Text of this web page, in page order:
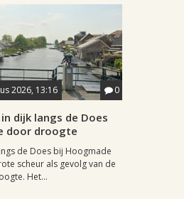
2026, 13:16 0
dijk langs de Does
door droogte
de Does bij Hoogmade
scheur als gevolg van de
Het...